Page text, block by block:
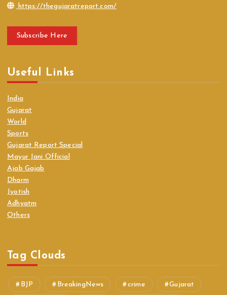
https://thegujaratreport.com/
Subscribe Here
Useful Links
India
Gujarat
World
Sports
Gujarat Report Special
Mayur Jani Official
Ajab Gajab
Dharm
Jyotish
Adhyatm
Others
Tag Clouds
BJP BreakingNews crime Gujarat